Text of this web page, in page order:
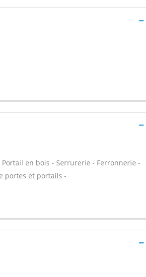
en bois - Serrurerie - Ferronnerie -
portes et portails -